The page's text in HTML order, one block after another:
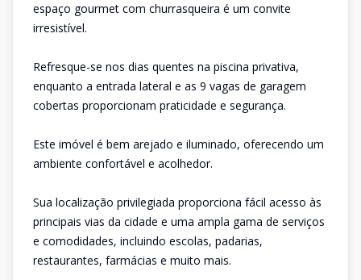
espaço gourmet com churrasqueira é um convite
irresistível.
Refresque-se nos dias quentes na piscina privativa,
enquanto a entrada lateral e as 9 vagas de garagem
cobertas proporcionam praticidade e segurança.
Este imóvel é bem arejado e iluminado, oferecendo um
ambiente confortável e acolhedor.
Sua localização privilegiada proporciona fácil acesso às
principais vias da cidade e uma ampla gama de serviços
e comodidades, incluindo escolas, padarias,
restaurantes, farmácias e muito mais.